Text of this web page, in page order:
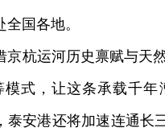
国各地。
运河历史禀赋与天然
模式，让这条承载千
泰安港还将加速连通